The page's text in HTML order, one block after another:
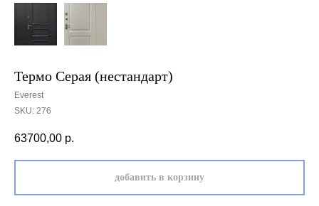
Термо Серая (нестандарт)
Everest
SKU: 276
63700,00 р.
добавить в корзину